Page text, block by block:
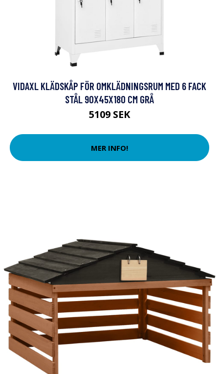
VIDAXL KLÄDSKÅP FÖR OMKLÄDNINGSRUM MED 6 FACK
STÅL 90X45X180 CM GRÅ
5109 SEK
MER INFO!